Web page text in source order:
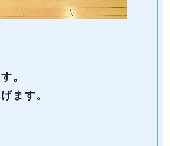
。
ます。